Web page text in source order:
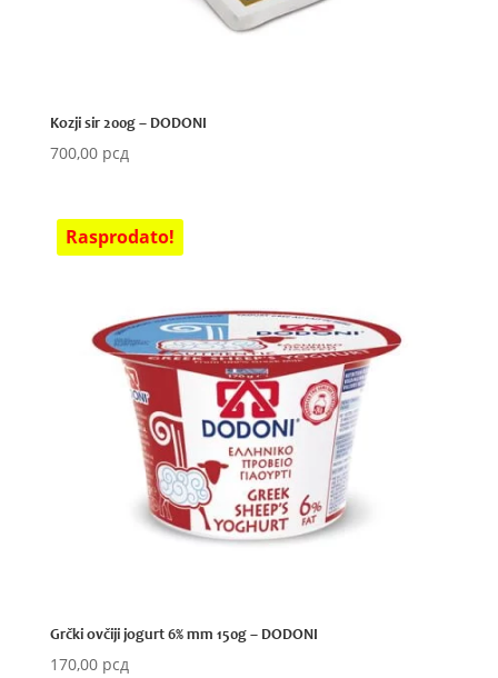
Kozji sir 200g – DODONI
700,00 рсд
Grčki ovčiji jogurt 6% mm 150g – DODONI
170,00 рсд